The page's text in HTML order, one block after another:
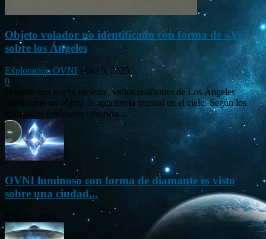
Objeto volador no identificado con forma de «V»
sobre los Ángeles
Exploración OVNI - Oct 5, 2025
0
Durante una noche reciente, varios residentes de Los Ángeles
observaron un objeto de apariencia inusual en el cielo. Según los
testigos, el fenómeno consistía...
OVNI luminoso con forma de diamante es visto
sobre una ciudad...
Mar 31, 2024